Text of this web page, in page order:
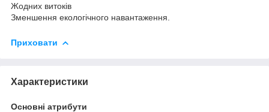
Жодних витоків
Зменшення екологічного навантаження.
Приховати
Характеристики
Основні атрибути